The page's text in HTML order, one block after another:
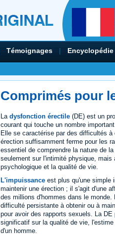
Témoignages | Encyclopédie
Comprimés pour
La dysfonction érectile (DE) est un
courant qui touche un nombre
Elle se caractérise par des difficultés à
érection suffisamment ferme pour les
essentiel de comprendre la nature de
seulement sur l'intimité physique, mais
psychologique et la qualité de vie.
L'impuissance est plus qu'une simple
maintenir une érection ; il s'agit d'une
des millions d'hommes dans le
difficulté persistante à obtenir ou à
pour avoir des rapports sexuels. La
significatif sur la qualité de vie,
d'un homme.